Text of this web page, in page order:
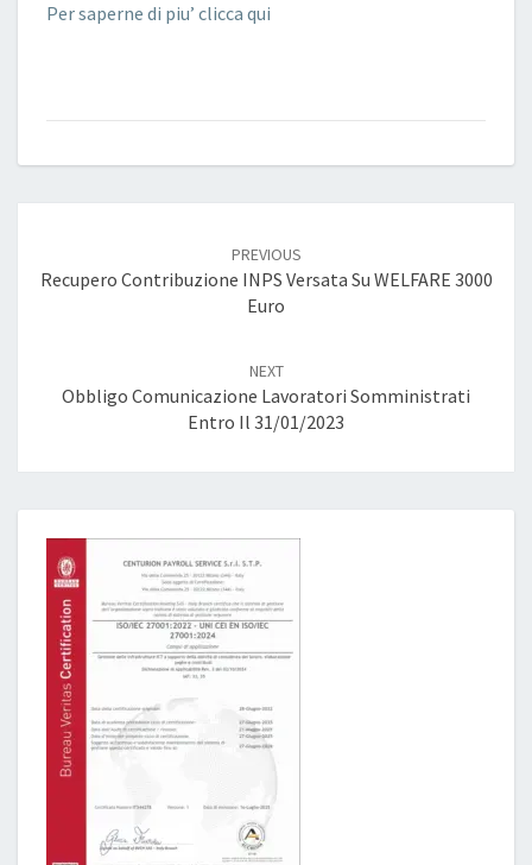
Per saperne di piu’ clicca qui
PREVIOUS
Recupero Contribuzione INPS Versata Su WELFARE 3000
Euro
NEXT
Obbligo Comunicazione Lavoratori Somministrati
Entro Il 31/01/2023